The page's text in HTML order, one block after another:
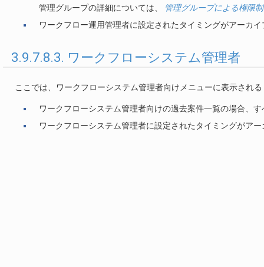
管理グループの詳細については、
管理グループによる権限
ワークフロー運用管理者に設定されたタイミングがアーカ
3.9.7.8.3. ワークフローシステム管理者
ここでは、ワークフローシステム管理者向けメニューに表示され
ワークフローシステム管理者向けの過去案件一覧の場合、
ワークフローシステム管理者に設定されたタイミングがア